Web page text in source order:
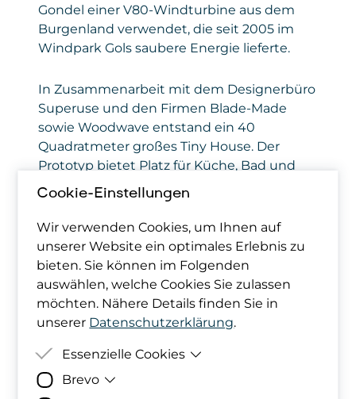
Gondel einer V80-Windturbine aus dem
Burgenland verwendet, die seit 2005 im
Windpark Gols saubere Energie lieferte.
In Zusammenarbeit mit dem Designerbüro
Superuse und den Firmen Blade-Made
sowie Woodwave entstand ein 40
Quadratmeter großes Tiny House. Der
Prototyp bietet Platz für Küche, Bad und
Wohnbereich und ist komplett
energieautark dank smarter Technologien
wie einer Wärmepumpe und Photovoltaik-
Anlage. Auch die Innenausstattung setzt
auf Nachhaltigkeit: Der Esstisch besteht
aus recycelten Rotorblättern.
Dieses Konzept zeigt, wie nachhaltiges
Hand gehen können.
Cookie-Einstellungen
Wir verwenden Cookies, um Ihnen auf
unserer Website ein optimales Erlebnis zu
bieten. Sie können im Folgenden
auswählen, welche Cookies Sie zulassen
möchten. Nähere Details finden Sie in
unserer Datenschutzerklärung.
Essenzielle Cookies
Zweck
Brevo